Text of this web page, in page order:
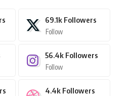
69.1k Followers
Follow
56.4k Followers
Follow
4.4k Followers